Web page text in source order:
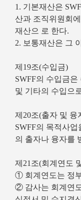
1. 기본재산은
산과 조직위원회
재산으 로 한다.
2. 보통재산은 그
제19조(수입금)
SWFF의 수입금
및 기타의 수입으
제20조(출자 및 융
SWFF의 목적사
의 출자나 융자를
제21조(회계연도
① 회계연도는 정
② 감사는 회계연